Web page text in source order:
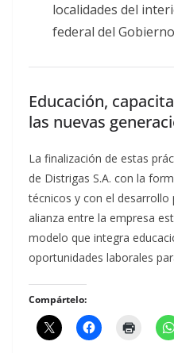
localidades del
federal del
Educación,
las nuevas
La finalización de estas
de Distrigas S.A. con la
técnicos y con el desarrollo
alianza entre la empresa
modelo que integra
oportunidades laborales
Compártelo: